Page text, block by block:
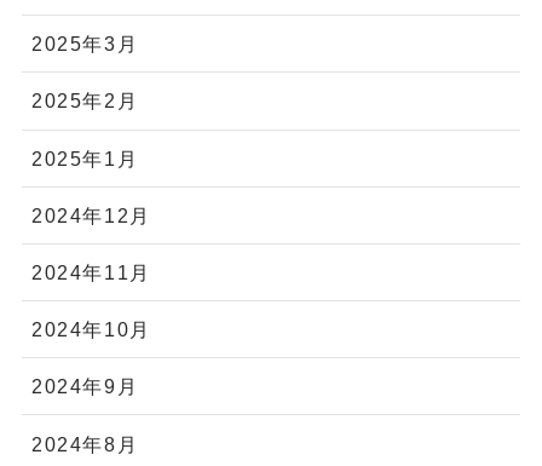
2025年3月
2025年2月
2025年1月
2024年12月
2024年11月
2024年10月
2024年9月
2024年8月